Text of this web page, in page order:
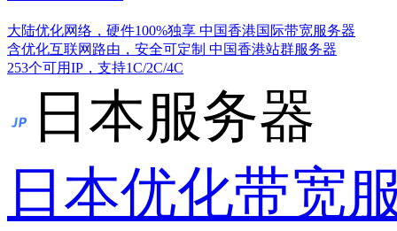
大陆优化网络，硬件100%独享 中国香港国际带宽服务器
含优化互联网路由，安全可定制 中国香港站群服务器
253个可用IP，支持1C/2C/4C
日本服务器
日本优化带宽